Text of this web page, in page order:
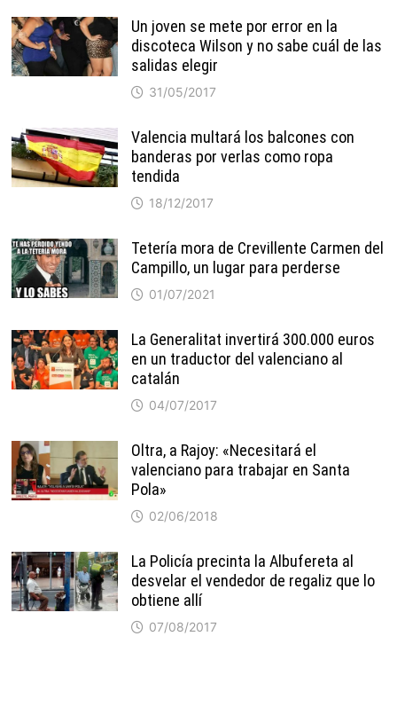
Un joven se mete por error en la
discoteca Wilson y no sabe cuál de las
salidas elegir
31/05/2017
Valencia multará los balcones con
banderas por verlas como ropa
tendida
18/12/2017
Tetería mora de Crevillente Carmen del
Campillo, un lugar para perderse
01/07/2021
La Generalitat invertirá 300.000 euros
en un traductor del valenciano al
catalán
04/07/2017
Oltra, a Rajoy: «Necesitará el
valenciano para trabajar en Santa
Pola»
02/06/2018
La Policía precinta la Albufereta al
desvelar el vendedor de regaliz que lo
obtiene allí
07/08/2017